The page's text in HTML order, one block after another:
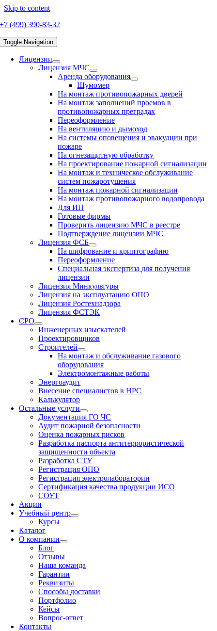
Skip to content
+7 (499) 390-83-32
Toggle Navigation
Лицензии
Лицензия МЧС
Аренда оборудования
Шумомер
На монтаж противопожарных дверей
На монтаж заполнений проемов в
противопожарных преградах
Переоформление
На вентиляцию и дымоход
На системы оповещения и эвакуации при
пожаре
На огнезащитную обработку
На проектирование пожарной сигнализации
На монтаж и техническое обслуживание
систем пожаротушения
На монтаж пожарной сигнализации
На монтаж противопожарного водопровода
Для ИП
Готовые фирмы
Проверить лицензию МЧС в реестре
Подтверждение лицензии МЧС
Лицензия ФСБ
На шифрование и криптографию
Переоформление
Специальная экспертиза для получения
лицензии
Лицензия Минкультуры
Лицензия на эксплуатацию ОПО
Лицензия Ростехнадзора
Лицензия ФСТЭК
СРО
Инженерных изыскателей
Проектировщиков
Строителей
На монтаж и обслуживание газового
оборудования
Электромонтажные работы
Энергоаудит
Внесение специалистов в НРС
Калькулятор
Остальные услуги
Документация ГО ЧС
Аудит пожарной безопасности
Оценка пожарных рисков
Разработка паспорта антитеррористической
защищенности объекта
Разработка СТУ
Регистрация ОПО
Регистрация электролаборатории
Сертификация качества продукции ИСО
СОУТ
Акции
Учебный центр
Курсы
Каталог
О компании
Блог
Отзывы
Наша команда
Гарантии
Реквизиты
Способы доставки
Портфолио
Кейсы
Вопрос-ответ
Контакты